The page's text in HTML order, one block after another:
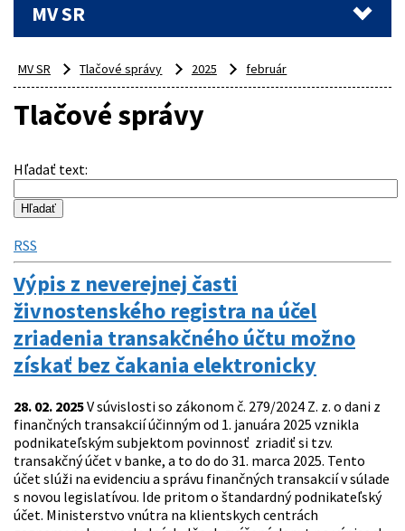
MV SR
MV SR Tlačové správy 2025 február
Tlačové správy
Hľadať text:
RSS
Výpis z neverejnej časti
živnostenského registra na účel
zriadenia transakčného účtu možno
získať bez čakania elektronicky
28. 02. 2025V súvislosti so zákonom č. 279/2024 Z. z. o dani z
finančných transakcií účinným od 1. januára 2025 vznikla
podnikateľským subjektom povinnosť zriadiť si tzv.
transakčný účet v banke, a to do do 31. marca 2025. Tento
účet slúži na evidenciu a správu finančných transakcií v súlade
s novou legislatívou. Ide pritom o štandardný podnikateľský
účet. Ministerstvo vnútra na klientskych centrách